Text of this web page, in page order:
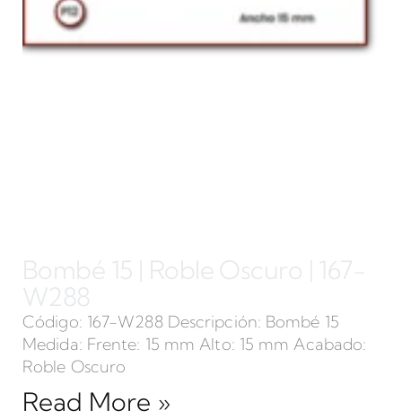
Bombé 15 | Roble Oscuro | 167-
W288
Código: 167-W288 Descripción: Bombé 15
Medida: Frente: 15 mm Alto: 15 mm Acabado:
Roble Oscuro
Read More »